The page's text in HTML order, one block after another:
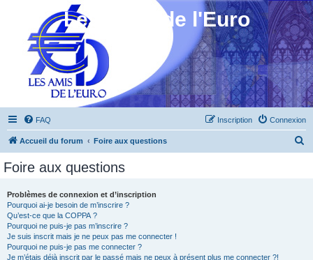
Les Amis de l'Euro
FAQ Connexion
Inscription
Accueil du forum Foire aux questions
Foire aux questions
Problèmes de connexion et d’inscription
Pourquoi ai-je besoin de m’inscrire ?
Qu’est-ce que la COPPA ?
Pourquoi ne puis-je pas m’inscrire ?
Je suis inscrit mais je ne peux pas me connecter !
Pourquoi ne puis-je pas me connecter ?
Je m’étais déjà inscrit par le passé mais ne peux à présent plus me connecter ?!